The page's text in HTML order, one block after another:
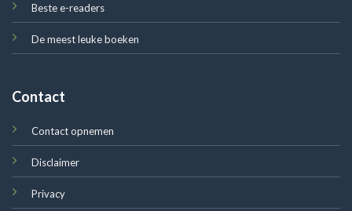
Beste e-readers
De meest leuke boeken
Contact
Contact opnemen
Disclaimer
Privacy